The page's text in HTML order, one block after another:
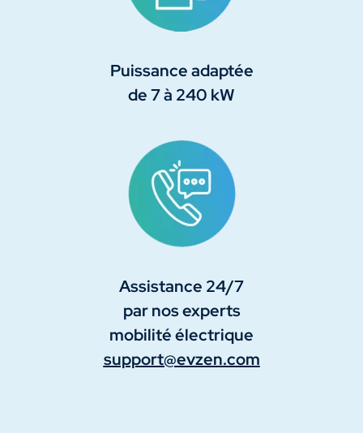
Puissance adaptée
de 7 à 240 kW
Assistance 24/7
par nos experts
mobilité électrique
support@evzen.com